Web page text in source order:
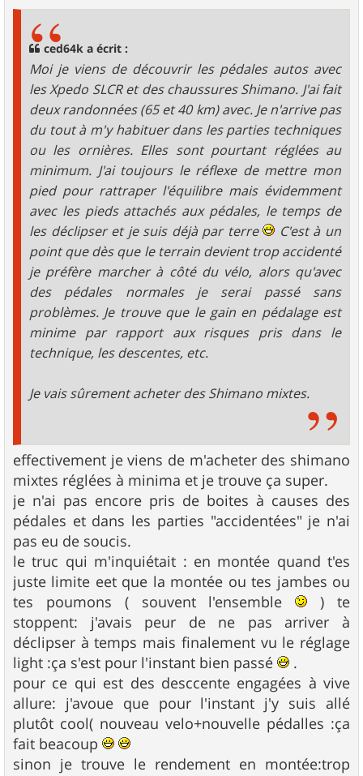
ced64k a écrit :
Moi je viens de découvrir les pédales autos avec
les Xpedo SLCR et des chaussures Shimano. J'ai fait
deux randonnées (65 et 40 km) avec. Je n'arrive pas
du tout à m'y habituer dans les parties techniques
ou les ornières. Elles sont pourtant réglées au
minimum. J'ai toujours le réflexe de mettre mon
pied pour rattraper l'équilibre mais évidemment
avec les pieds attachés aux pédales, le temps de
les déclipser et je suis déjà par terre
C'est à un
point que dès que le terrain devient trop accidenté
je préfère marcher à côté du vélo, alors qu'avec
des pédales normales je serai passé sans
problèmes. Je trouve que le gain en pédalage est
minime par rapport aux risques pris dans le
technique, les descentes, etc.
Je vais sûrement acheter des Shimano mixtes.
effectivement je viens de m'acheter des shimano
mixtes réglées à minima et je trouve ça super.
je n'ai pas encore pris de boites à causes des
pédales et dans les parties "accidentées" je n'ai
pas eu de soucis.
le truc qui m'inquiétait : en montée quand t'es
juste limite eet que la montée ou tes jambes ou
tes poumons ( souvent l'ensemble
) te
stoppent: j'avais peur de ne pas arriver à
déclipser à temps mais finalement vu le réglage
light :ça s'est pour l'instant bien passé
.
pour ce qui est des desccente engagées à vive
allure: j'avoue que pour l'instant j'y suis allé
plutôt cool( nouveau velo+nouvelle pédalles :ça
fait beacoup
sinon je trouve le rendement en montée:trop